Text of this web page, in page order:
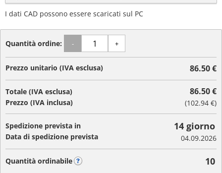
I dati CAD possono essere scaricati sul PC
Quantità ordine: - +
Prezzo unitario (IVA esclusa) 86.50 €
Totale (IVA esclusa)
Prezzo (IVA inclusa)
86.50 €
(102.94 €)
Spedizione prevista in
Data di spedizione prevista
14 giorno
04.09.2026
Quantità ordinabile 10